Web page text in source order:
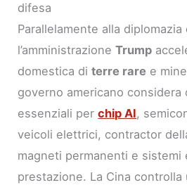
difesa
Parallelamente alla diplomazia
l’amministrazioneTrump
domestica diterre rare e
governo americano considera
essenziali perchip AI,
veicoli elettrici, contractor
magneti permanenti e sistemi
prestazione. La Cina controlla